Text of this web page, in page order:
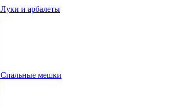
Луки и арбалеты
Спальные мешки